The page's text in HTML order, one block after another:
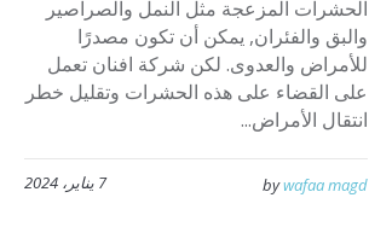
الحشرات المزعجة مثل النمل والصراصير
والبق والفئران, يمكن أن تكون مصدرًا
للأمراض والعدوى. لكن شركة افنان تعمل
على القضاء على هذه الحشرات وتقليل خطر
انتقال الأمراض...
7 يناير، 2024 bywafaa magd